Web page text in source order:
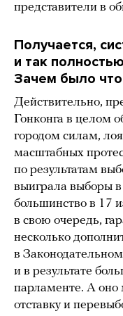
представители в
Получается,
и так
Зачем было
Действительно,
Гонконга в целом
городом силам,
масштабных
по результатам
выиграла выборы
большинство в 17
в свою очередь,
несколько
в
и в результате
парламенте. А оно
отставку и